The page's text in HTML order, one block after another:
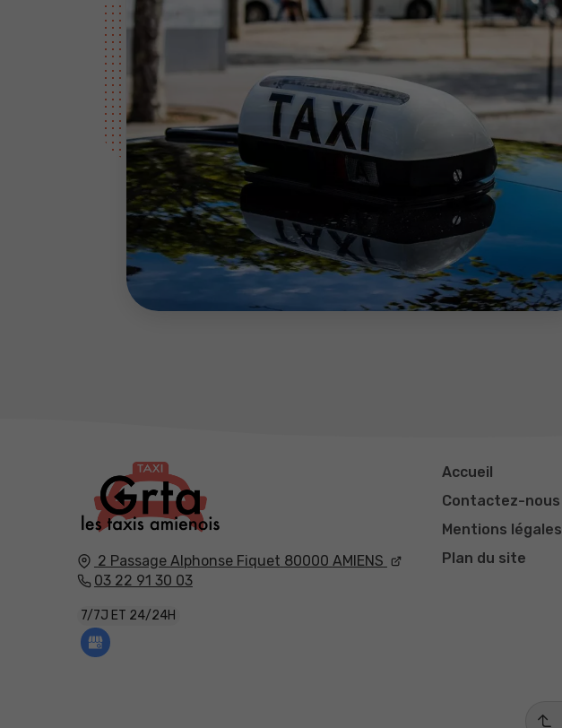
2 Passage Alphonse Fiquet 80000 AMIENS
03 22 91 30 03
7/7J ET 24/24H
Accueil
Contactez-nous
Mentions légales
Plan du site